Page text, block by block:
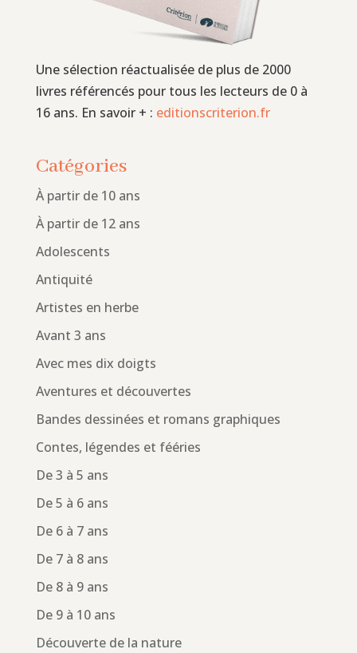
Une sélection réactualisée de plus de 2000
livres référencés pour tous les lecteurs de 0 à
16 ans. En savoir + : editionscriterion.fr
Catégories
À partir de 10 ans
À partir de 12 ans
Adolescents
Antiquité
Artistes en herbe
Avant 3 ans
Avec mes dix doigts
Aventures et découvertes
Bandes dessinées et romans graphiques
Contes, légendes et fééries
De 3 à 5 ans
De 5 à 6 ans
De 6 à 7 ans
De 7 à 8 ans
De 8 à 9 ans
De 9 à 10 ans
Découverte de la nature